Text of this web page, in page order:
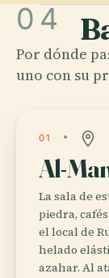
04
Por dónde
uno con su
01
Al-
La sala de
piedra,
el local de
helado
azahar. Al